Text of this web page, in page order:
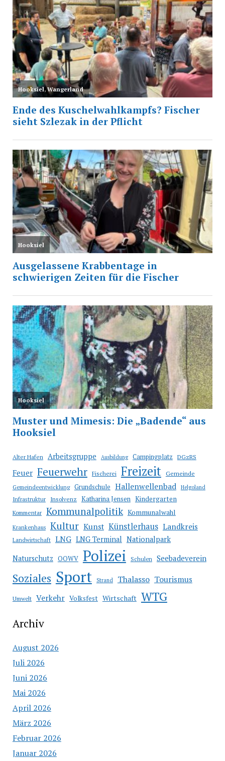
Alter Hafen Arbeitsgruppe Ausbildung Campingplatz DGzRS
Feuer Feuerwehr Fischerei Freizeit Gemeinde
Gemeindeentwicklung Grundschule Hallenwellenbad Helgoland
Infrastruktur Insolvenz Katharina Jensen Kindergarten
Kommentar Kommunalpolitik Kommunalwahl
Krankenhaus Kultur Kunst Künstlerhaus Landkreis
Landwirtschaft LNG LNG Terminal Nationalpark
Naturschutz OOWV Polizei Schulen Seebadeverein
Soziales Sport Strand Thalasso Tourismus
Umwelt Verkehr Volksfest Wirtschaft WTG
Archiv
August 2026
Juli 2026
Juni 2026
Mai 2026
April 2026
März 2026
Februar 2026
Januar 2026